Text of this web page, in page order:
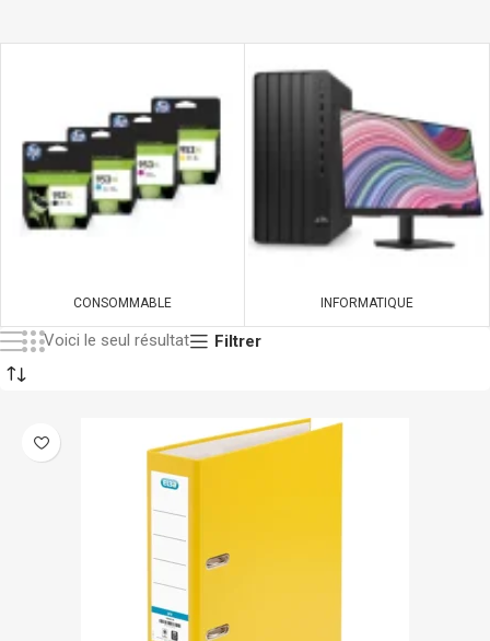
CONSOMMABLE INFORMATIQUE
Voici le seul résultat Filtrer